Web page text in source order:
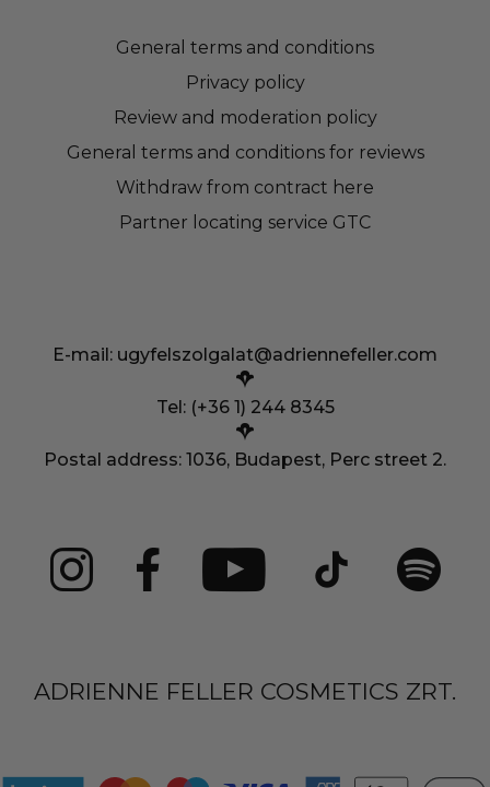
General terms and conditions
Privacy policy
Review and moderation policy
General terms and conditions for reviews
Withdraw from contract here
Partner locating service GTC
E-mail: ugyfelszolgalat@adriennefeller.com
Tel: (+36 1) 244 8345
Postal address: 1036, Budapest, Perc street 2.
ADRIENNE FELLER COSMETICS ZRT.